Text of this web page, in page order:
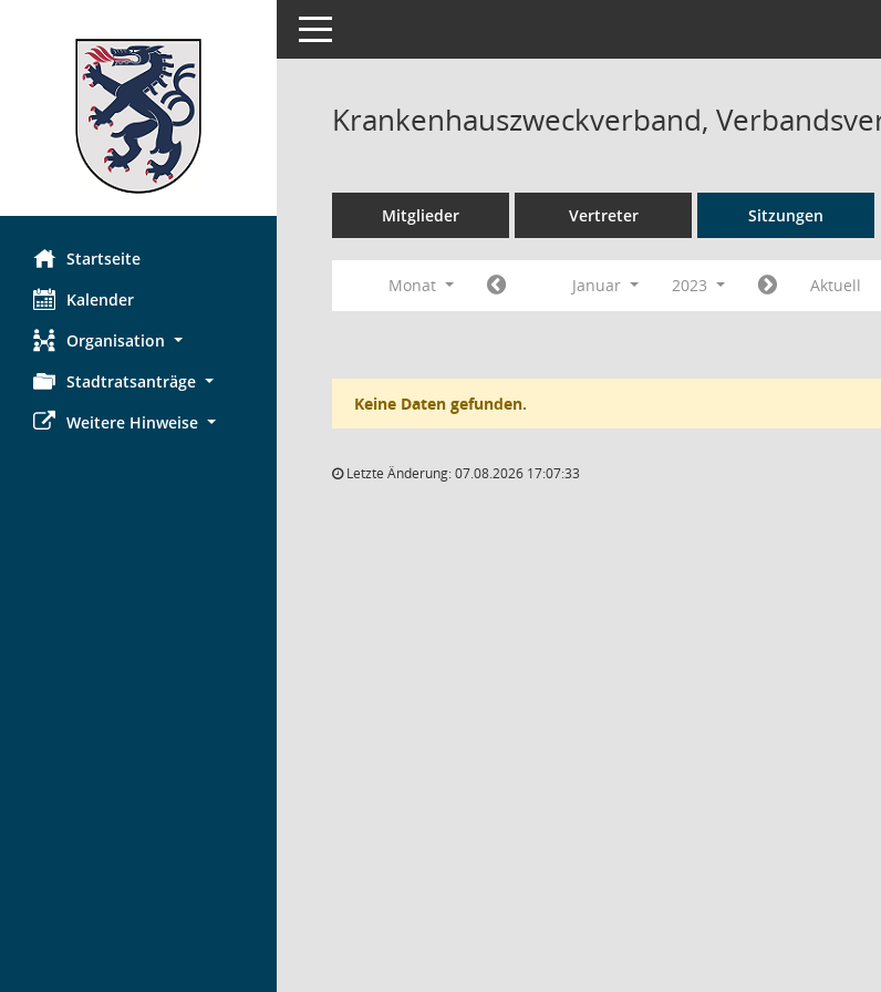
Startseite
Kalender
Organisation
Stadtratsanträge
Weitere Hinweise
Toggle navigation
Krankenhauszweckverband,
Mitglieder Vertreter Sitzungen
Monat Januar 2023 Aktuell
Keine Daten gefunden.
Letzte Änderung: 07.08.2026 17:07:33